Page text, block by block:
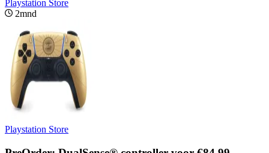
Playstation Store
2mnd
Playstation Store